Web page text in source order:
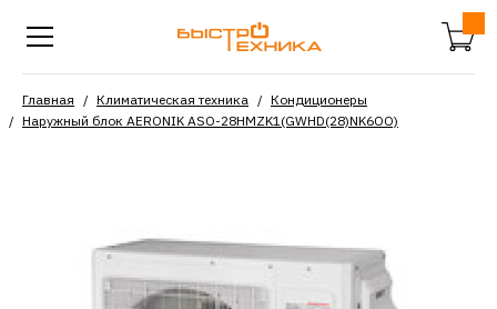
Главная Климатическая техника
Кондиционеры
Наружный блок AERONIK ASO-28HMZK1(GWHD(28)NK6OO)